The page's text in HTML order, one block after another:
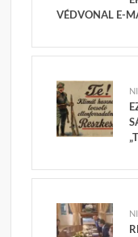
VÉDVONAL E-